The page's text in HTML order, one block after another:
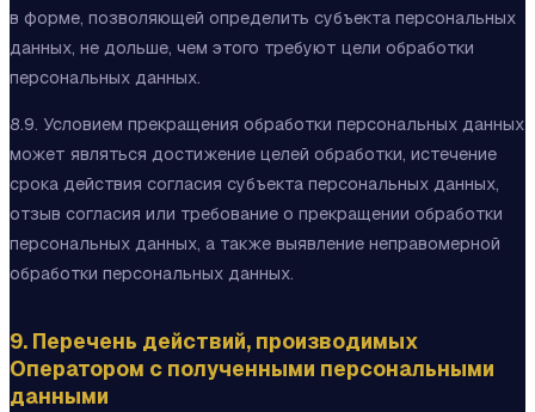
в форме, позволяющей определить субъекта персональных
данных, не дольше, чем этого требуют цели обработки
персональных данных.
8.9. Условием прекращения обработки персональных данных
может являться достижение целей обработки, истечение
срока действия согласия субъекта персональных данных,
отзыв согласия или требование о прекращении обработки
персональных данных, а также выявление неправомерной
обработки персональных данных.
9. Перечень действий, производимых
Оператором с полученными персональными
данными